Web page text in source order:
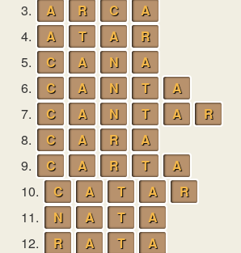
3.
A R C
A
4.
A T A
R
5.
C A N
A
6.
C A N T
A
7.
C A N T A
R
8.
C A R
A
9.
C A R T
A
10.
C A T A
R
11.
N A T
A
12.
R A T
A